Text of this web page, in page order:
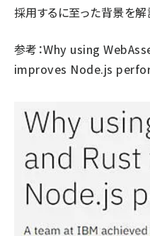
採用するに至った背景を解
参考：Why using
improves Node.js